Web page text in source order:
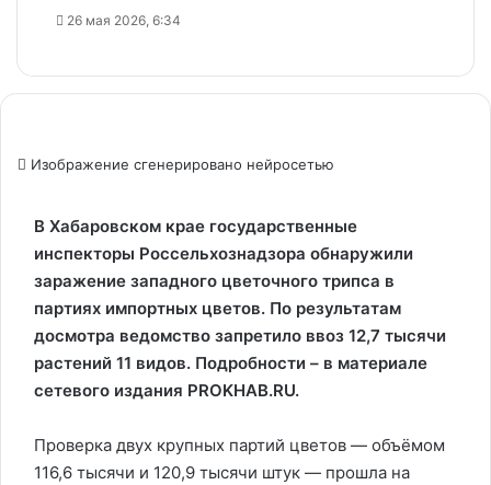
26 мая 2026, 6:34
Изображение сгенерировано нейросетью
В Хабаровском крае государственные
инспекторы Россельхознадзора обнаружили
заражение западного цветочного трипса в
партиях импортных цветов. По результатам
досмотра ведомство запретило ввоз 12,7 тысячи
растений 11 видов. Подробности – в материале
сетевого издания PROKHAB.RU.
Проверка двух крупных партий цветов — объёмом
116,6 тысячи и 120,9 тысячи штук — прошла на